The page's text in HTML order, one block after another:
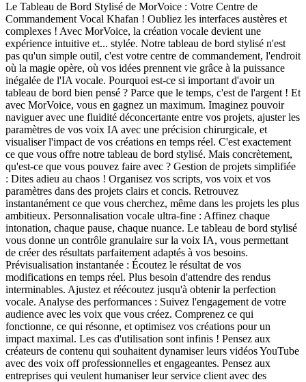
Le Tableau de Bord Stylisé de MorVoice : Votre Centre de
Commandement Vocal Khafan ! Oubliez les interfaces austères et
complexes ! Avec MorVoice, la création vocale devient une
expérience intuitive et... stylée. Notre tableau de bord stylisé n'est
pas qu'un simple outil, c'est votre centre de commandement, l'endroit
où la magie opère, où vos idées prennent vie grâce à la puissance
inégalée de l'IA vocale. Pourquoi est-ce si important d'avoir un
tableau de bord bien pensé ? Parce que le temps, c'est de l'argent ! Et
avec MorVoice, vous en gagnez un maximum. Imaginez pouvoir
naviguer avec une fluidité déconcertante entre vos projets, ajuster les
paramètres de vos voix IA avec une précision chirurgicale, et
visualiser l'impact de vos créations en temps réel. C'est exactement
ce que vous offre notre tableau de bord stylisé. Mais concrètement,
qu'est-ce que vous pouvez faire avec ? Gestion de projets simplifiée
: Dites adieu au chaos ! Organisez vos scripts, vos voix et vos
paramètres dans des projets clairs et concis. Retrouvez
instantanément ce que vous cherchez, même dans les projets les plus
ambitieux. Personnalisation vocale ultra-fine : Affinez chaque
intonation, chaque pause, chaque nuance. Le tableau de bord stylisé
vous donne un contrôle granulaire sur la voix IA, vous permettant
de créer des résultats parfaitement adaptés à vos besoins.
Prévisualisation instantanée : Écoutez le résultat de vos
modifications en temps réel. Plus besoin d'attendre des rendus
interminables. Ajustez et réécoutez jusqu'à obtenir la perfection
vocale. Analyse des performances : Suivez l'engagement de votre
audience avec les voix que vous créez. Comprenez ce qui
fonctionne, ce qui résonne, et optimisez vos créations pour un
impact maximal. Les cas d'utilisation sont infinis ! Pensez aux
créateurs de contenu qui souhaitent dynamiser leurs vidéos YouTube
avec des voix off professionnelles et engageantes. Pensez aux
entreprises qui veulent humaniser leur service client avec des